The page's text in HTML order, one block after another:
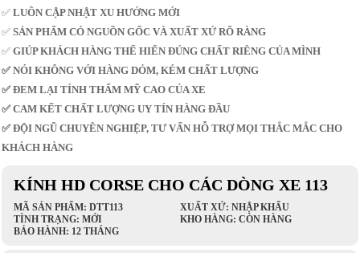
✅LUÔN CẬP NHẬT XU HƯỚNG MỚI
✅SẢN PHẨM CÓ NGUỒN GỐC VÀ XUẤT XỨ RÕ RÀNG
✅ GIÚP KHÁCH HÀNG THỂ HIỂN ĐÚNG CHẤT RIÊNG CỦA MÌNH
✅ NÓI KHÔNG VỚI HÀNG DỎM, KÉM CHẤT LƯỢNG
✅ ĐEM LẠI TÍNH THẨM MỸ CAO CỦA XE
✅ CAM KẾT CHẤT LƯỢNG UY TÍN HÀNG ĐẦU
✅ ĐỘI NGŨ CHUYÊN NGHIỆP, TƯ VẤN HỖ TRỢ MỌI THẮC MẮC CHO
KHÁCH HÀNG
KÍNH HD CORSE CHO CÁC DÒNG XE 113
MÃ SẢN PHẨM: DTT113
XUẤT XỨ: NHẬP KHẨU
TÌNH TRẠNG: MỚI
KHO HÀNG: CÒN HÀNG
BẢO HÀNH: 12 THÁNG